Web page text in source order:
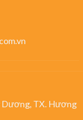
Dương, TX. Hương